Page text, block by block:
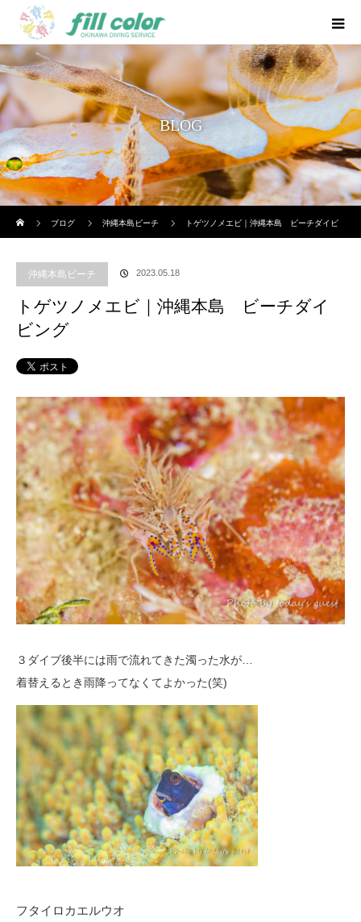
BLOG
ブログ
沖縄本島ビーチ トゲツノメエビ｜沖縄本島 ビーチダイビ
沖縄本島ビーチ 2023.05.18
トゲツノメエビ｜沖縄本島 ビーチダイ
ビング
３ダイブ後半には雨で流れてきた濁った水が…
着替えるとき雨降ってなくてよかった(笑)
フタイロカエルウオ